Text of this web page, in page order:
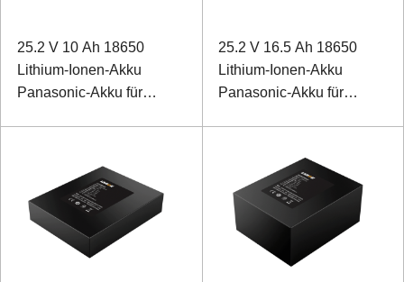
25.2 V 10 Ah 18650
Lithium-Ionen-Akku
Panasonic-Akku für
25.2 V 16.5 Ah 18650
Lithium-Ionen-Akku
Panasonic-Akku für
hoher Auflösung